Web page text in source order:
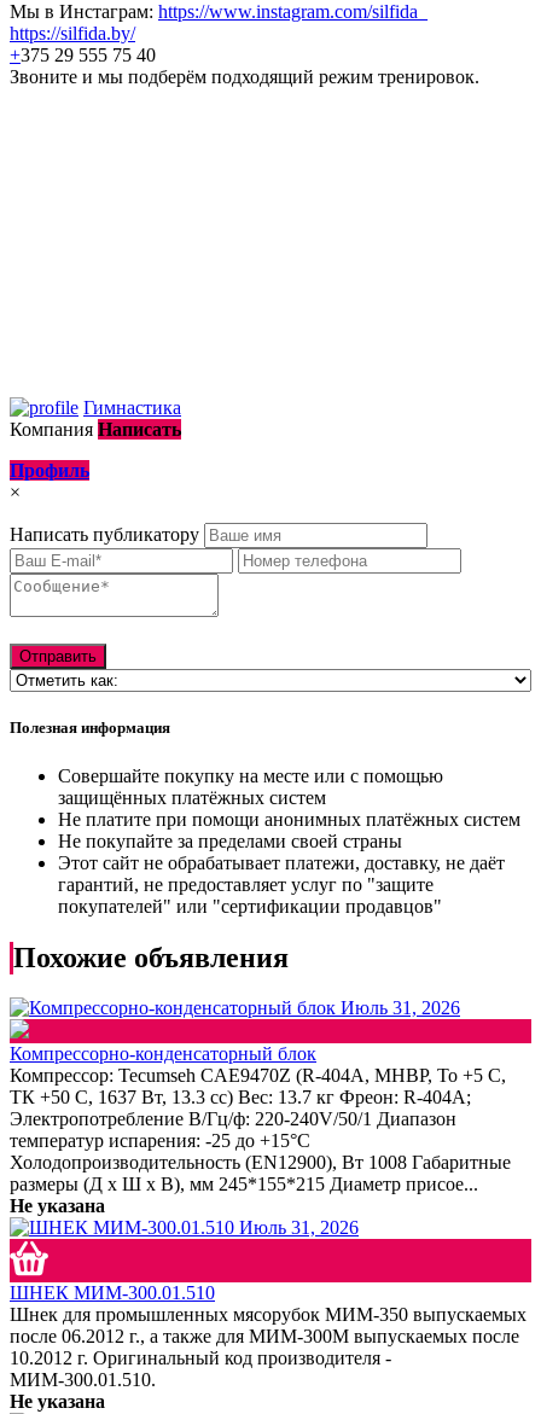
Мы в Инстаграм: https://www.instagram.com/silfida_
https://silfida.by/
+375 29 555 75 40
Звоните и мы подберём подходящий режим тренировок.
Гимнастика
Компания Написать
Профиль
×
Написать публикатору
Полезная информация
Совершайте покупку на месте или с помощью
защищённых платёжных систем
Не платите при помощи анонимных платёжных систем
Не покупайте за пределами своей страны
Этот сайт не обрабатывает платежи, доставку, не даёт
гарантий, не предоставляет услуг по "защите
покупателей" или "сертификации продавцов"
Похожие объявления
Июль 31, 2026
Компрессорно-конденсаторный блок
Компрессор: Tecumseh CAE9470Z (R-404A, МНВР, То +5 C,
ТК +50 С, 1637 Вт, 13.3 сс) Вес: 13.7 кг Фреон: R-404А;
Электропотребление В/Гц/ф: 220-240V/50/1 Диапазон
температур испарения: -25 до +15°С
Холодопроизводительность (EN12900), Вт 1008 Габаритные
размеры (Д х Ш х В), мм 245*155*215 Диаметр присое...
Не указана
Июль 31, 2026
ШНЕК МИМ-300.01.510
Шнек для промышленных мясорубок МИМ-350 выпускаемых
после 06.2012 г., а также для МИМ-300М выпускаемых после
10.2012 г. Оригинальный код производителя -
МИМ-300.01.510.
Не указана